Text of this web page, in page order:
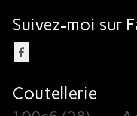
Suivez-moi sur
Coutellerie